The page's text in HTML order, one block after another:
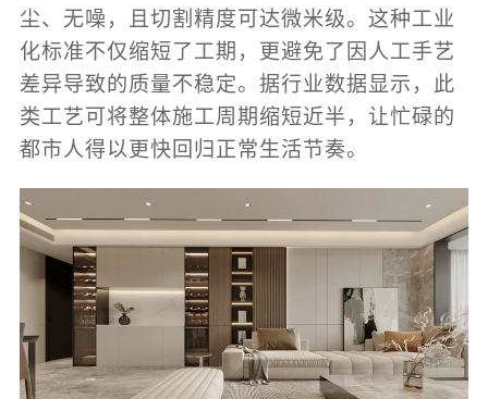
尘、无噪，且切割精度可达微米级。这种工业
化标准不仅缩短了工期，更避免了因人工手艺
差异导致的质量不稳定。据行业数据显示，此
类工艺可将整体施工周期缩短近半，让忙碌的
都市人得以更快回归正常生活节奏。